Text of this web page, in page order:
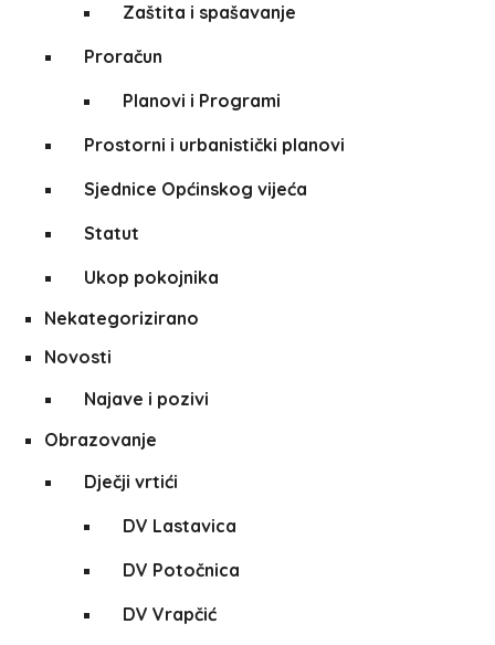
Zaštita i spašavanje
Proračun
Planovi i Programi
Prostorni i urbanistički planovi
Sjednice Općinskog vijeća
Statut
Ukop pokojnika
Nekategorizirano
Novosti
Najave i pozivi
Obrazovanje
Dječji vrtići
DV Lastavica
DV Potočnica
DV Vrapčić